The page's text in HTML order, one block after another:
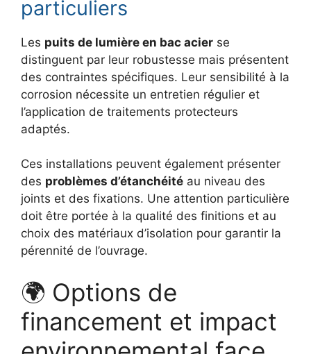
particuliers
Les puits de lumière en bac acier se
distinguent par leur robustesse mais présentent
des contraintes spécifiques. Leur sensibilité à la
corrosion nécessite un entretien régulier et
l’application de traitements protecteurs
adaptés.
Ces installations peuvent également présenter
des problèmes d’étanchéité au niveau des
joints et des fixations. Une attention particulière
doit être portée à la qualité des finitions et au
choix des matériaux d’isolation pour garantir la
pérennité de l’ouvrage.
🌍 Options de
financement et impact